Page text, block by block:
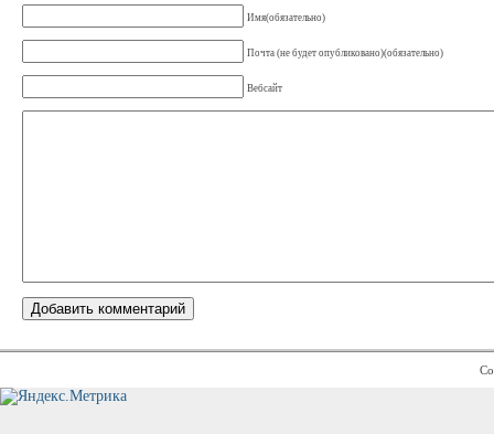
Имя(обязательно)
Почта (не будет опубликовано)(обязательно)
Вебсайт